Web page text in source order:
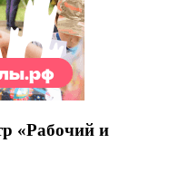
«Рабочий и